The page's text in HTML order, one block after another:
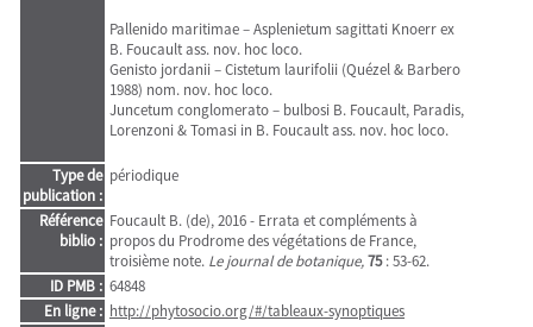
Pallenido maritimae – Asplenietum sagittati Knoerr ex
B. Foucault ass. nov. hoc loco.
Genisto jordanii – Cistetum laurifolii (Quézel & Barbero
1988) nom. nov. hoc loco.
Juncetum conglomerato – bulbosi B. Foucault, Paradis,
Lorenzoni & Tomasi in B. Foucault ass. nov. hoc loco.
Type de
publication :
périodique
Référence
biblio :
Foucault B. (de), 2016 - Errata et compléments à
propos du Prodrome des végétations de France,
troisième note. Le journal de botanique,75: 53-62.
ID PMB : 64848
En ligne : http://phytosocio.org/#/tableaux-synoptiques